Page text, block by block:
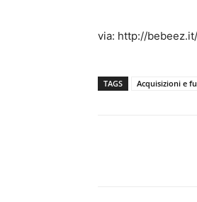
via: http://bebeez.it/
TAGS Acquisizioni e